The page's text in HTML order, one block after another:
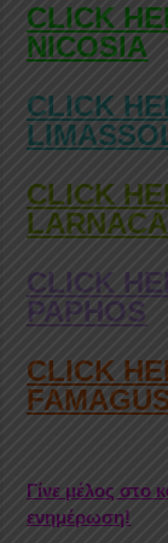
CLICK
NICOSIA
CLICK
CLICK
LARNACA
CLICK
PAPHOS
CLICK
Γίνε μέλος στο
ενημέρωση!